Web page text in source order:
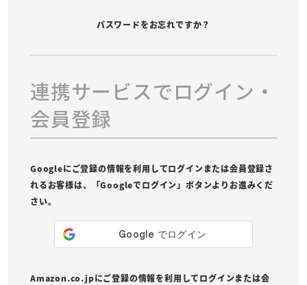
パスワードをお忘れですか？
連携サービスでログイン・
会員登録
Googleにご登録の情報を利用してログインまたは会員登録さ
れるお客様は、「Googleでログイン」ボタンよりお進みくだ
さい。
Amazon.co.jpにご登録の情報を利用してログインまたは会